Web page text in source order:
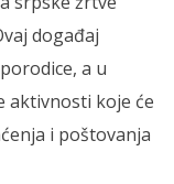
događaj
a u
aktivnosti koje će
i poštovanja